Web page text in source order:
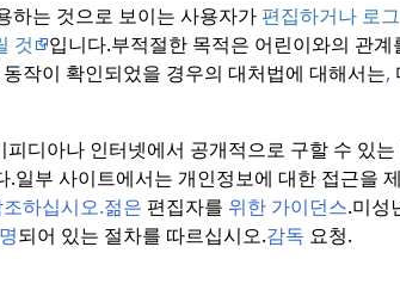
하는 것으로 보이는 사용자가 편집하거나 로
것 입니다.부적절한 목적은 어린이와의 관
작이 확인되었을 경우의 대처법에 대해서는,
디아나 인터넷에서 공개적으로 구할 수 있
.일부 사이트에서는 개인정보에 대한 접근을
하십시오.젊은 편집자를 위한 가이던스.미성
되어 있는 절차를 따르십시오.감독 요청.